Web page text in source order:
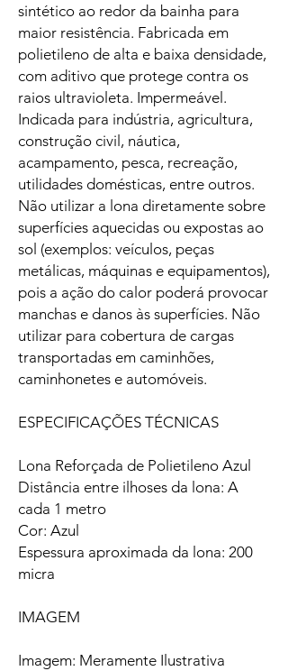
sintético ao redor da bainha para
maior resistência. Fabricada em
polietileno de alta e baixa densidade,
com aditivo que protege contra os
raios ultravioleta. Impermeável.
Indicada para indústria, agricultura,
construção civil, náutica,
acampamento, pesca, recreação,
utilidades domésticas, entre outros.
Não utilizar a lona diretamente sobre
superfícies aquecidas ou expostas ao
sol (exemplos: veículos, peças
metálicas, máquinas e equipamentos),
pois a ação do calor poderá provocar
manchas e danos às superfícies. Não
utilizar para cobertura de cargas
transportadas em caminhões,
caminhonetes e automóveis.
ESPECIFICAÇÕES TÉCNICAS
Lona Reforçada de Polietileno Azul
Distância entre ilhoses da lona: A
cada 1 metro
Cor: Azul
Espessura aproximada da lona: 200
micra
IMAGEM
Imagem: Meramente Ilustrativa